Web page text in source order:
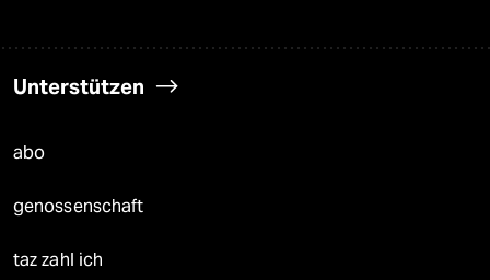
Unterstützen
abo
genossenschaft
taz zahl ich